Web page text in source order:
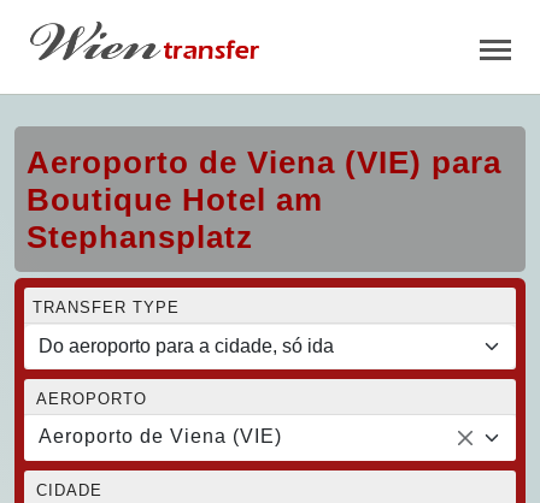
Aeroporto de Viena (VIE) para
Boutique Hotel am
Stephansplatz
TRANSFER TYPE
AEROPORTO
Aeroporto de Viena (VIE)
CIDADE